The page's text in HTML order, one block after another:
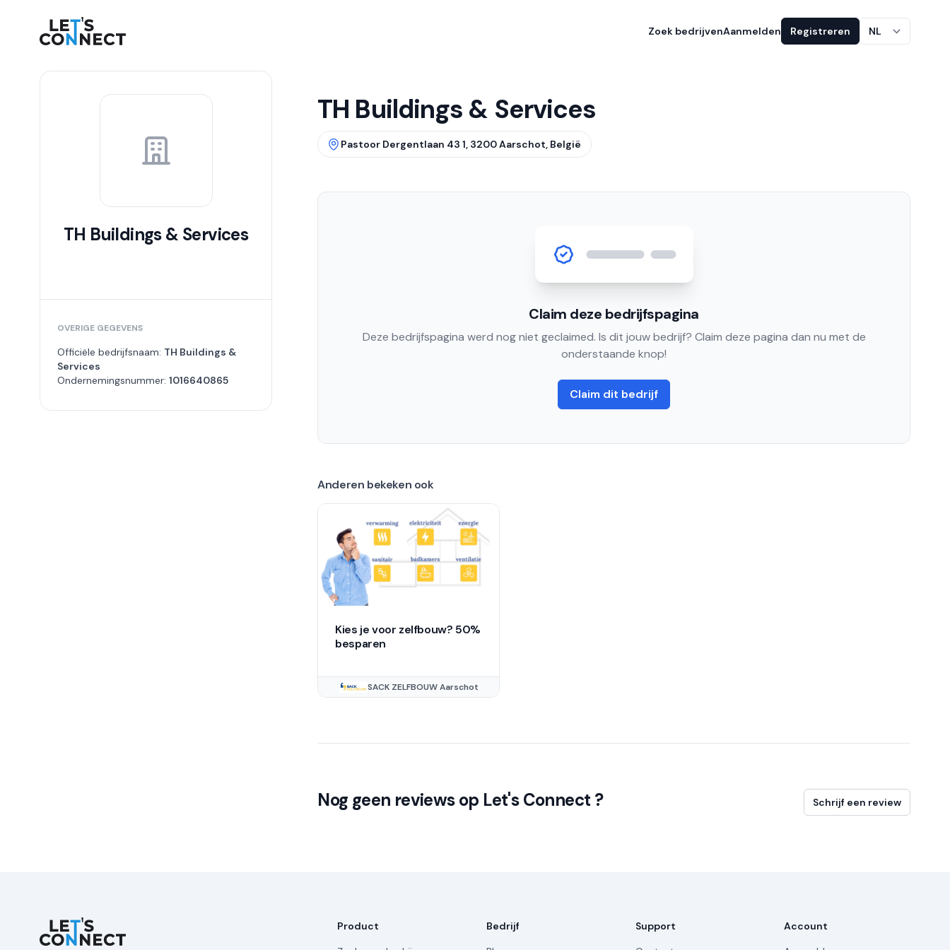
Let's Connect Zoek bedrijvenAanmelden Registreren NL
TH Buildings & Services
OVERIGE GEGEVENS
Officiële bedrijfsnaam: TH Buildings &
Services
Ondernemingsnummer: 1016640865
TH Buildings & Services
Pastoor Dergentlaan 43 1, 3200 Aarschot, België
Claim deze bedrijfspagina
Deze bedrijfspagina werd nog niet geclaimed. Is dit jouw bedrijf? Claim deze pagina dan nu met de
onderstaande knop!
Claim dit bedrijf
Anderen bekeken ook
Kies je voor zelfbouw? 50%
besparen
SACK ZELFBOUW Aarschot
Nog geen reviews op Let's Connect ? Schrijf een review
Let's Connect
Product
Bedrijf
Support
Account